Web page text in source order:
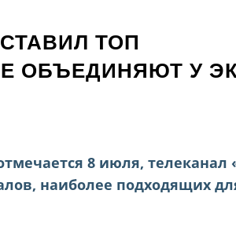
ТОП
ОБЪЕДИНЯЮТ У
8 июля, телеканал
наиболее подходящих